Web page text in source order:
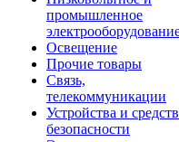
промышленное
Освещение
Прочие товары
Связь,
телекоммуникации
Устройства и
безопасности